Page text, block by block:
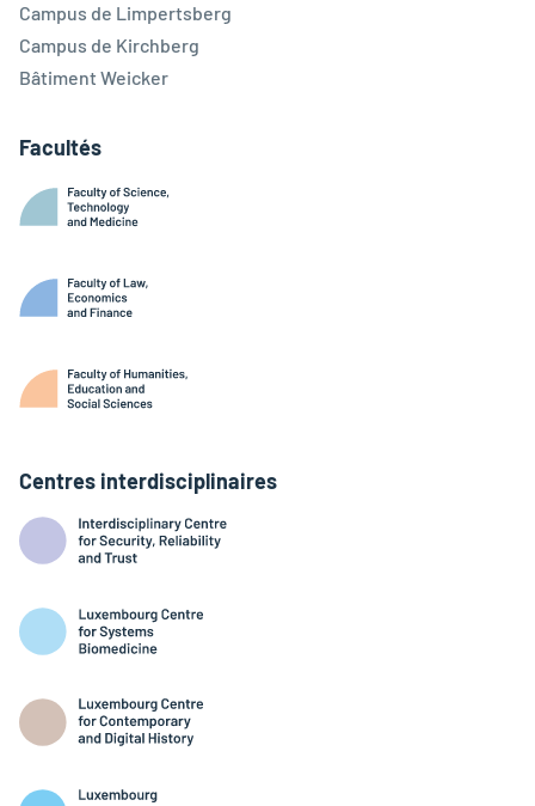
Campus de Limpertsberg
Campus de Kirchberg
Bâtiment Weicker
Facultés
Centres interdisciplinaires